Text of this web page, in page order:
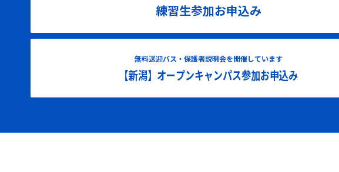
練習生参加お申込み
無料送迎バス・保護者説明会を開催しています
【新潟】オープンキャンパス参加お申込み